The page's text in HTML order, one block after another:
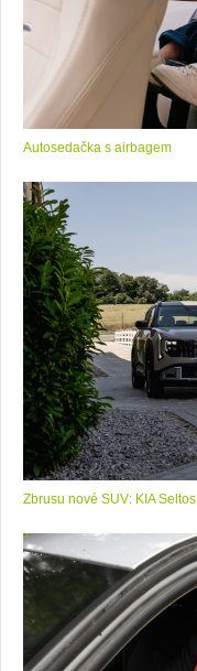
Autosedačka s airbagem
Zbrusu nové SUV: KIA Seltos